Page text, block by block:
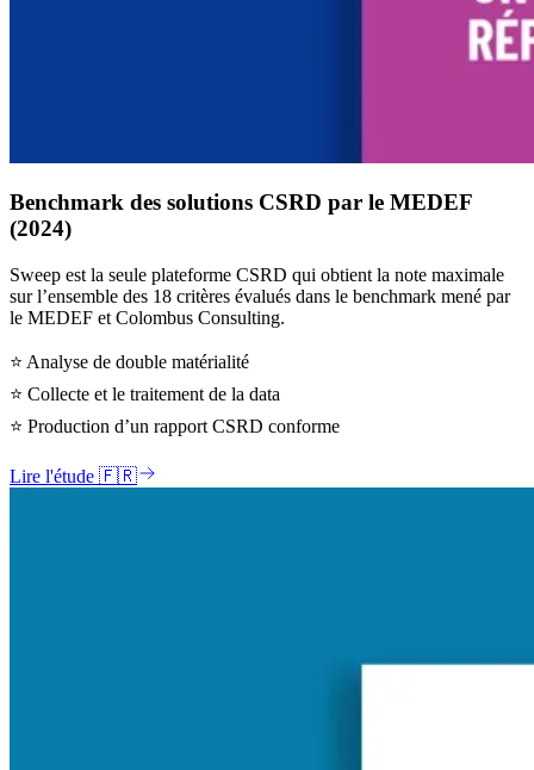
Benchmark des solutions CSRD par le MEDEF
(2024)
Sweep est la seule plateforme CSRD qui obtient la note maximale
sur l’ensemble des 18 critères évalués dans le benchmark mené par
le MEDEF et Colombus Consulting.
⭐ Analyse de double matérialité
⭐ Collecte et le traitement de la data
⭐ Production d’un rapport CSRD conforme
Lire l'étude 🇫🇷